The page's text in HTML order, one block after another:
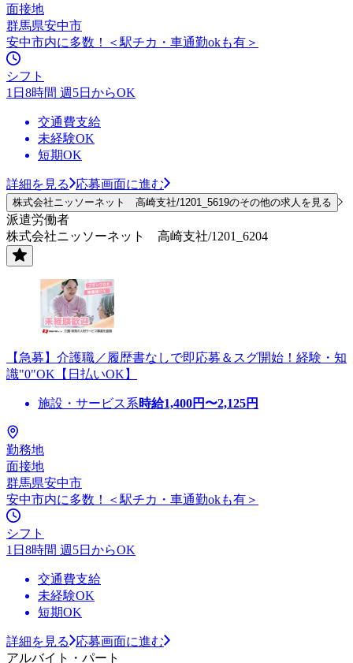
面接地
群馬県安中市
安中市内に多数！＜駅チカ・車通勤okも有＞
シフト
1日8時間 週5日からOK
交通費支給
未経験OK
短期OK
詳細を見る 応募画面に進む
株式会社ニッソーネット 高崎支社/1201_5619のその他の求人を見る
派遣労働者
株式会社ニッソーネット 高崎支社/1201_6204
【急募】介護職／履歴書なしで即応募＆スグ開始！経験・知
識"0"OK【日払いOK】
施設・サービス系時給1,400円〜2,125円
勤務地
面接地
群馬県安中市
安中市内に多数！＜駅チカ・車通勤okも有＞
シフト
1日8時間 週5日からOK
交通費支給
未経験OK
短期OK
詳細を見る
応募画面に進む
アルバイト・パート